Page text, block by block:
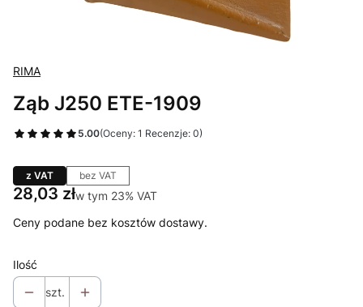
RIMA
Ząb J250 ETE-1909
5.00(Oceny: 1 Recenzje: 0)
z VAT bez VAT
Cena
28,03 złw tym 23% VAT
w tym 23% VAT
Ceny podane bez kosztów dostawy.
Ilość
szt.